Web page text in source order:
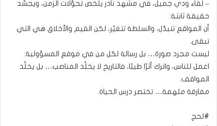
– لقاء ودي جميل، في مشهد نادر يلخّص تحوّلات الزمن، ويجسّد
حقيقة ثابتة:
أن المواقع تتبدّل، والسلطة تتغيّر، لكن القيم والأخلاق هي التي
تبقى.
ليست مجرد صورة… بل رسالة لكل من في موقع المسؤولية:
اعمل للناس، واترك أثرًا طيبًا، فالتاريخ لا يخلّد المناصب… بل يخلّد
المواقف.
مفارقة ملهمة… تختصر درس الحياة.
#لحج